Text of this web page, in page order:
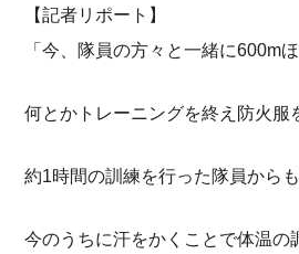
【記者リポート】
「今、隊員の方々と一緒に600m
何とかトレーニングを終え防火服
約1時間の訓練を行った隊員から
今のうちに汗をかくことで体温の